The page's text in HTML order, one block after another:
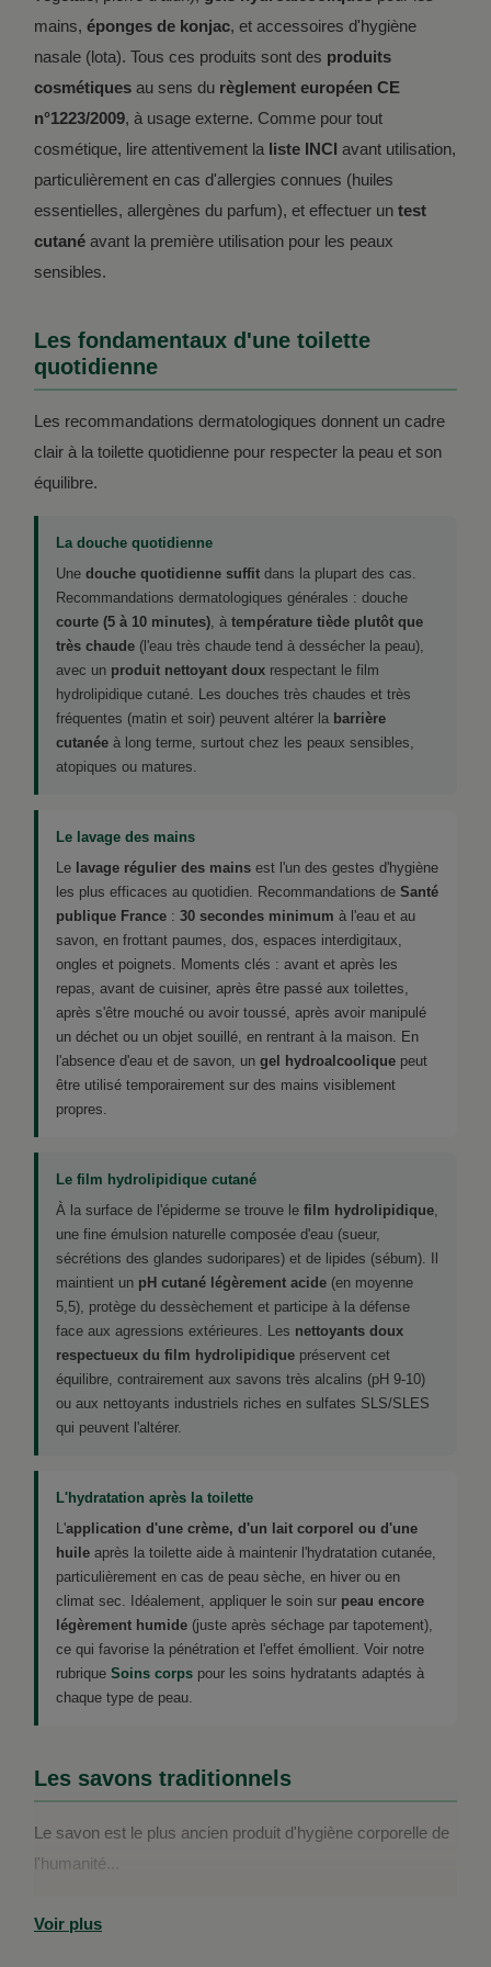
mains, éponges de konjac, et accessoires d'hygiène
nasale (lota). Tous ces produits sont des produits
cosmétiques au sens du règlement européen CE
n°1223/2009, à usage externe. Comme pour tout
cosmétique, lire attentivement la liste INCI avant utilisation,
particulièrement en cas d'allergies connues (huiles
essentielles, allergènes du parfum), et effectuer un test
cutané avant la première utilisation pour les peaux
sensibles.
Les fondamentaux d'une toilette
quotidienne
Les recommandations dermatologiques donnent un cadre
clair à la toilette quotidienne pour respecter la peau et son
équilibre.
La douche quotidienne
Une douche quotidienne suffit dans la plupart des cas.
Recommandations dermatologiques générales : douche
courte (5 à 10 minutes) , à température tiède plutôt que
très chaude (l'eau très chaude tend à dessécher la peau),
avec un produit nettoyant doux respectant le film
hydrolipidique cutané. Les douches très chaudes et très
fréquentes (matin et soir) peuvent altérer la barrière
cutanée à long terme, surtout chez les peaux sensibles,
atopiques ou matures.
Le lavage des mains
Le lavage régulier des mains est l'un des gestes d'hygiène
les plus efficaces au quotidien. Recommandations de Santé
publique France : 30 secondes minimum à l'eau et au
savon, en frottant paumes, dos, espaces interdigitaux,
ongles et poignets. Moments clés : avant et après les
repas, avant de cuisiner, après être passé aux toilettes,
après s'être mouché ou avoir toussé, après avoir manipulé
un déchet ou un objet souillé, en rentrant à la maison. En
l'absence d'eau et de savon, un gel hydroalcoolique peut
être utilisé temporairement sur des mains visiblement
propres.
Le film hydrolipidique cutané
À la surface de l'épiderme se trouve le film hydrolipidique
une fine émulsion naturelle composée d'eau (sueur,
sécrétions des glandes sudoripares) et de lipides (sébum). Il
maintient un pH cutané légèrement acide (en moyenne
5,5), protège du dessèchement et participe à la défense
face aux agressions extérieures. Les nettoyants doux
respectueux du film hydrolipidique préservent cet
équilibre, contrairement aux savons très alcalins (pH 9-10)
ou aux nettoyants industriels riches en sulfates SLS/SLES
qui peuvent l'altérer.
L'hydratation après la toilette
L'application d'une crème, d'un lait corporel ou d'une
huile après la toilette aide à maintenir l'hydratation cutanée,
particulièrement en cas de peau sèche, en hiver ou en
climat sec. Idéalement, appliquer le soin sur peau encore
légèrement humide (juste après séchage par tapotement),
ce qui favorise la pénétration et l'effet émollient. Voir notre
rubrique Soins corps pour les soins hydratants adaptés à
chaque type de peau.
Les savons traditionnels
Le savon est le plus ancien produit d'hygiène corporelle de
l'humanité...
Voir plus